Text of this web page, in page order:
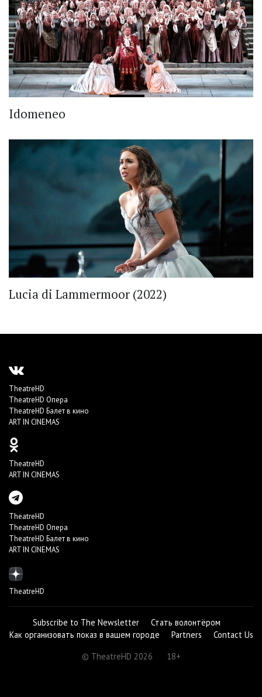
Idomeneo
Lucia di Lammermoor (2022)
TheatreHD
TheatreHD Опера
TheatreHD Балет в кино
ART IN CINEMAS
TheatreHD
ART IN CINEMAS
TheatreHD
TheatreHD Опера
TheatreHD Балет в кино
ART IN CINEMAS
TheatreHD
Subscribe to The Newsletter
Стать волонтёром
Как организовать показ в вашем городе
Partners
Contact Us
© TheatreHD 2026
18+